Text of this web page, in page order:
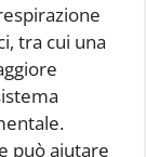
tra cui una
può aiutare